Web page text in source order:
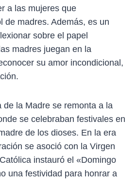
a las mujeres que
de madres. Además, es un
sobre el papel
madres juegan en la
su amor incondicional,
de la Madre se remonta a la
se celebraban festivales en
de los dioses. En la era
se asoció con la Virgen
instauró el «Domingo
una festividad para honrar a